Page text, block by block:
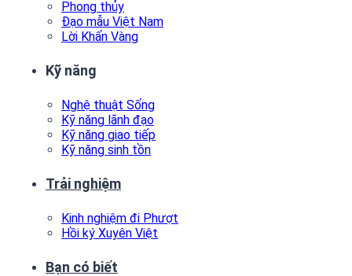
Phong thủy
Đạo mẫu Việt Nam
Lời Khấn Vàng
Kỹ năng
Nghệ thuật Sống
Kỹ năng lãnh đạo
Kỹ năng giao tiếp
Kỹ năng sinh tồn
Trải nghiệm
Kinh nghiệm đi Phượt
Hồi ký Xuyên Việt
Bạn có biết